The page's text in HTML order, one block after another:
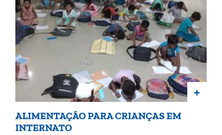
+
ALIMENTAÇÃO PARA CRIANÇAS EM
INTERNATO